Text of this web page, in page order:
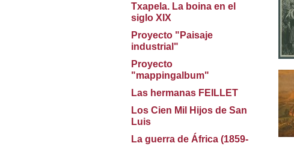
Txapela. La boina en el
siglo XIX
Proyecto "Paisaje
industrial"
Proyecto
"mappingalbum"
Las hermanas FEILLET
Los Cien Mil Hijos de San
Luis
La guerra de África (1859-